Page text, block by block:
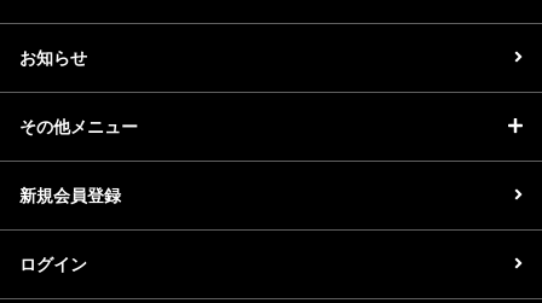
お知らせ
その他メニュー
新規会員登録
ログイン